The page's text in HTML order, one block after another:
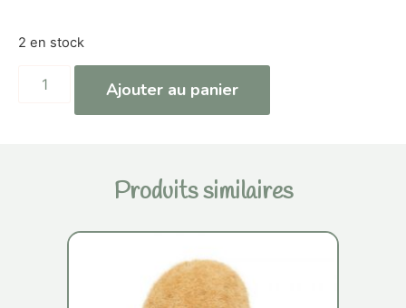
2 en stock
Ajouter au panier
Produits similaires